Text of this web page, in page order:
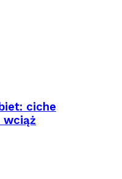
ciche
wciąż